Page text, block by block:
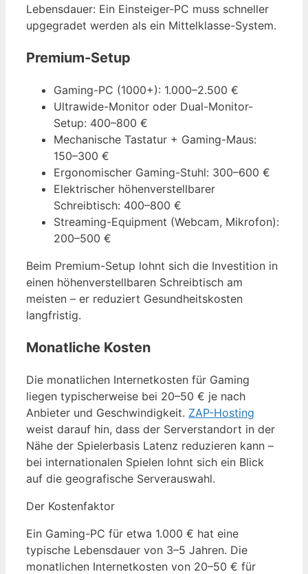
Lebensdauer: Ein Einsteiger-PC muss schneller
upgegradet werden als ein Mittelklasse-System.
Premium-Setup
Gaming-PC (1000+): 1.000–2.500 €
Ultrawide-Monitor oder Dual-Monitor-
Setup: 400–800 €
Mechanische Tastatur + Gaming-Maus:
150–300 €
Ergonomischer Gaming-Stuhl: 300–600 €
Elektrischer höhenverstellbarer
Schreibtisch: 400–800 €
Streaming-Equipment (Webcam, Mikrofon):
200–500 €
Beim Premium-Setup lohnt sich die Investition in
einen höhenverstellbaren Schreibtisch am
meisten – er reduziert Gesundheitskosten
langfristig.
Monatliche Kosten
Die monatlichen Internetkosten für Gaming
liegen typischerweise bei 20–50 € je nach
Anbieter und Geschwindigkeit. ZAP-Hosting
weist darauf hin, dass der Serverstandort in der
Nähe der Spielerbasis Latenz reduzieren kann –
bei internationalen Spielen lohnt sich ein Blick
auf die geografische Serverauswahl.
Der Kostenfaktor
Ein Gaming-PC für etwa 1.000 € hat eine
typische Lebensdauer von 3–5 Jahren. Die
monatlichen Internetkosten von 20–50 € für